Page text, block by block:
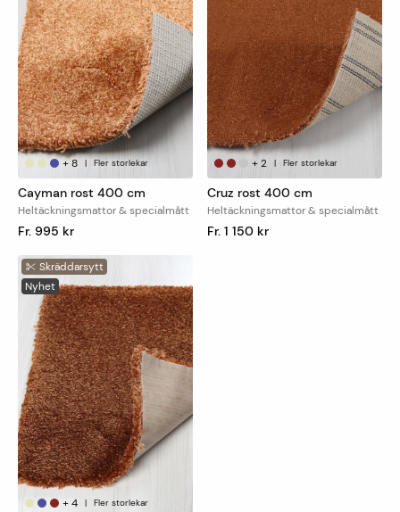
+8 | Fler storlekar
Cayman rost 400 cm
Heltäckningsmattor & specialmått
Fr. 995 kr
+2 | Fler storlekar
Cruz rost 400 cm
Heltäckningsmattor & specialmått
Fr. 1 150 kr
Skräddarsytt
Nyhet
+4 | Fler storlekar